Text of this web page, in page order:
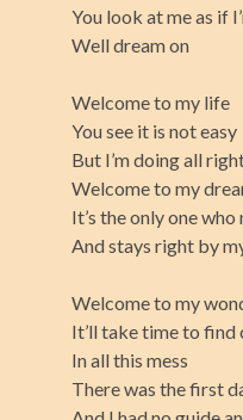
You look at me as if
Well dream on
Welcome to my life
You see it is not easy
But I’m doing all
Welcome to my
It’s the only one who
And stays right by
Welcome to my
It’ll take time to find
In all this mess
There was the first